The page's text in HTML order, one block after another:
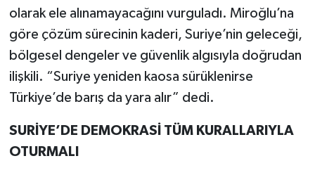
olarak ele alınamayacağını vurguladı. Miroğlu’na
göre çözüm sürecinin kaderi, Suriye’nin geleceği,
bölgesel dengeler ve güvenlik algısıyla doğrudan
ilişkili. “Suriye yeniden kaosa sürüklenirse
Türkiye’de barış da yara alır” dedi.
SURİYE’DE DEMOKRASİ TÜM KURALLARIYLA
OTURMALI